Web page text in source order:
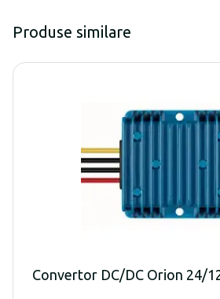
Produse similare
Convertor DC/DC Orion 24/